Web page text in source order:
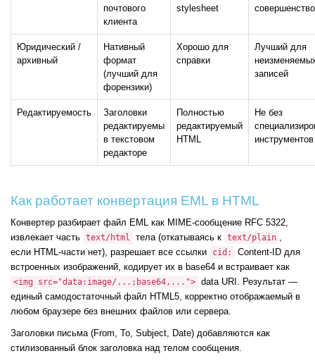
почтового
клиента
stylesheet совершенство
Юридический /
архивный
Нативный
формат
(лучший для
форензики)
Хорошо для
справки
Лучший для
записей
Редактируемость
Заголовки
редактируемы
в текстовом
редакторе
Полностью
редактируемый
HTML
Не без
инструментов
Как работает конвертация EML в HTML
Конвертер разбирает файл EML как MIME-сообщение RFC 5322,
извлекает часть text/html тела (откатываясь к text/plain
если HTML-части нет), разрешает все ссылки
cid:
Content-ID для
встроенных изображений, кодирует их в base64 и встраивает как
<img src="data:image/...;base64,..."> data URI. Результат —
единый самодостаточный файл HTML5, корректно отображаемый в
любом браузере без внешних файлов или сервера.
Заголовки письма (From, To, Subject, Date) добавляются как
стилизованный блок заголовка над телом сообщения.